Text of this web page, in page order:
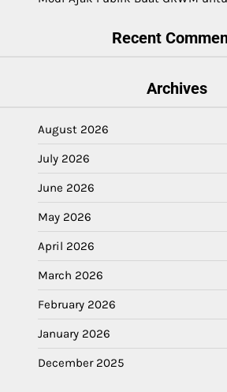
Recent
Archives
August 2026
July 2026
June 2026
May 2026
April 2026
March 2026
February 2026
January 2026
December 2025